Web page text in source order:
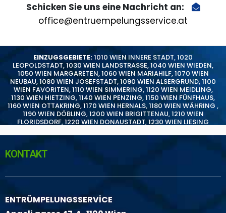
Schicken Sie uns eine Nachricht an:
office@entruempelungsservice.at
EINZUGSGEBIETE:1010 WIEN INNERE STADT,1020
LEOPOLDSTADT,1030 WIEN LANDSTRASSE,1040 WIEN WIEDEN,
1050 WIEN MARGARETEN,1060 WIEN MARIAHILF,1070 WIEN
NEUBAU,1080 WIEN JOSEFSTADT,1090 WIEN ALSERGRUND,1100
WIEN FAVORITEN,1110 WIEN SIMMERING,1120 WIEN MEIDLING,
1130 WIEN HIETZING,1140 WIEN PENZING,1150 WIEN FÜNFHAUS,
1160 WIEN OTTAKRING,1170 WIEN HERNALS,1180 WIEN WÄHRING ,
1190 WIEN DÖBLING,1200 WIEN BRIGITTENAU,1210 WIEN
FLORIDSDORF,1220 WIEN DONAUSTADT,1230 WIEN LIESING
KONTAKT
ENTRÜMPELUNGSSERVİCE